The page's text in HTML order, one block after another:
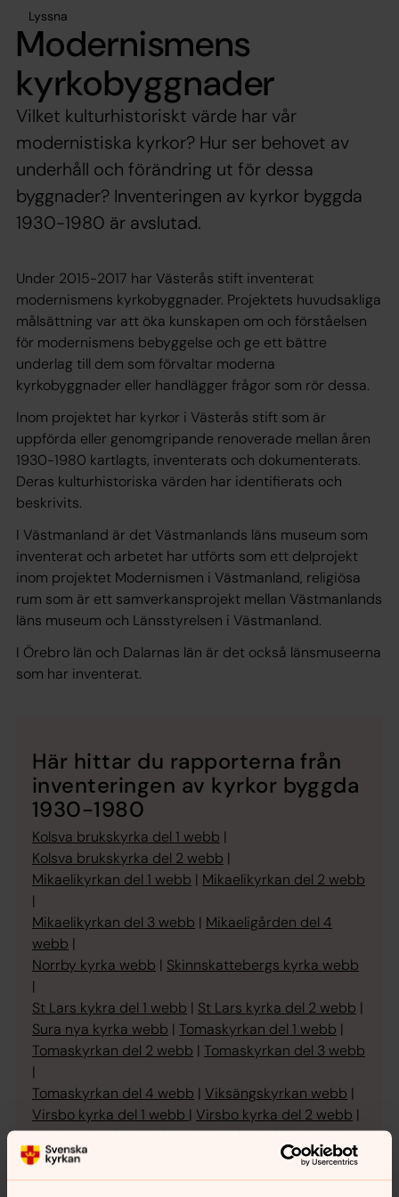
Lyssna
Modernismens
kyrkobyggnader
Vilket kulturhistoriskt värde har vår
modernistiska kyrkor? Hur ser behovet av
underhåll och förändring ut för dessa
byggnader? Inventeringen av kyrkor byggda
1930-1980 är avslutad.
Under 2015-2017 har Västerås stift inventerat
modernismens kyrkobyggnader. Projektets huvudsakliga
målsättning var att öka kunskapen om och förståelsen
för modernismens bebyggelse och ge ett bättre
underlag till dem som förvaltar moderna
kyrkobyggnader eller handlägger frågor som rör dessa.
Inom projektet har kyrkor i Västerås stift som är
uppförda eller genomgripande renoverade mellan åren
1930-1980 kartlagts, inventerats och dokumenterats.
Deras kulturhistoriska värden har identifierats och
beskrivits.
I Västmanland är det Västmanlands läns museum som
inventerat och arbetet har utförts som ett delprojekt
inom projektet Modernismen i Västmanland, religiösa
rum som är ett samverkansprojekt mellan Västmanlands
läns museum och Länsstyrelsen i Västmanland.
I Örebro län och Dalarnas län är det också länsmuseerna
som har inventerat.
Här hittar du rapporterna från
inventeringen av kyrkor byggda
1930-1980
Kolsva brukskyrka del 1 webb |
Kolsva brukskyrka del 2 webb |
Mikaelikyrkan del 1 webb | Mikaelikyrkan del 2 webb
|
Mikaelikyrkan del 3 webb | Mikaeligården del 4
webb |
Norrby kyrka webb | Skinnskattebergs kyrka webb
|
St Lars kykra del 1 webb | St Lars kyrka del 2 webb |
Sura nya kyrka webb | Tomaskyrkan del 1 webb |
Tomaskyrkan del 2 webb | Tomaskyrkan del 3 webb
|
Tomaskyrkan del 4 webb | Viksängskyrkan webb |
Virsbo kyrka del 1 webb | Virsbo kyrka del 2 webb |
Moderna kyrkor i Dalarna|Aspeboda|Enviken|
Fellingsbro kyrka
Grythyttans kyrka|
Grängesberg|Hagakyrkan|Hjulsjö kyrka|Horndal|